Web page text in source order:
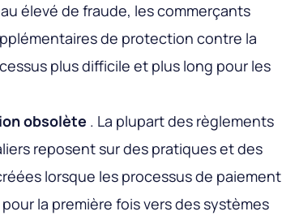
élevé de fraude, les commerçants
de protection contre la
plus difficile et plus long pour les
obsolète . La plupart des règlements
reposent sur des pratiques et des
lorsque les processus de paiement
la première fois vers des systèmes